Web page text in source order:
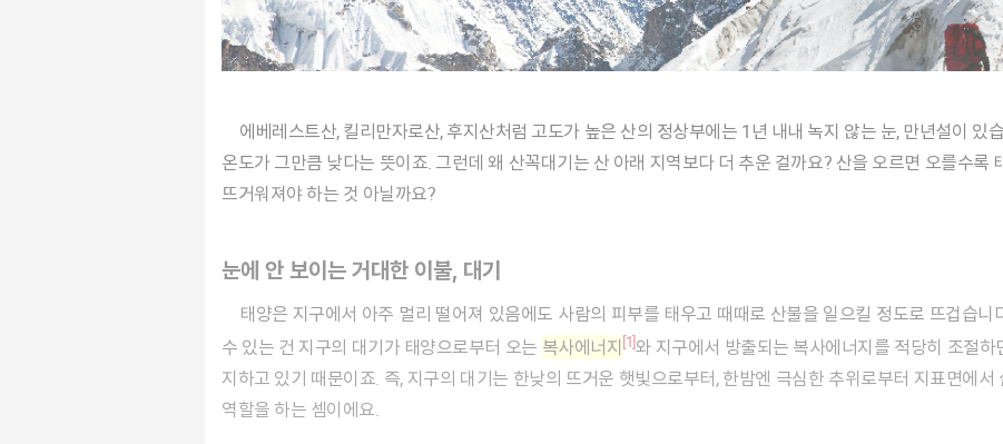
에베레스트산, 킬리만자로산, 후지산처럼 고도가 높은 산의 정상부에는 1년 내내 녹지 않는 눈, 만년설이 있습니다. 눈이 녹지 않는다는 건 그 지역의
온도가 그만큼 낮다는 뜻이죠. 그런데 왜 산꼭대기는 산 아래 지역보다 더 추운 걸까요? 산을 오르면 오를수록
뜨거워져야 하는 것 아닐까요?
눈에 안 보이는 거대한 이불, 대기
태양은 지구에서 아주 멀리 떨어져 있음에도 사람의 피부를 태우고 때때로 산불을 일으킬 정도로 뜨겁습니다. 그런데도 지구에서 동식물이 살아갈
수 있는 건 지구의 대기가 태양으로부터 오는 복사에너지[1]와 지구에서 방출되는 복사에너지를 적당히 조절
지하고 있기 때문이죠. 즉, 지구의 대기는 한낮의 뜨거운 햇빛으로부터, 한밤엔 극심한 추위로부터 지표면에
역할을 하는 셈이에요.